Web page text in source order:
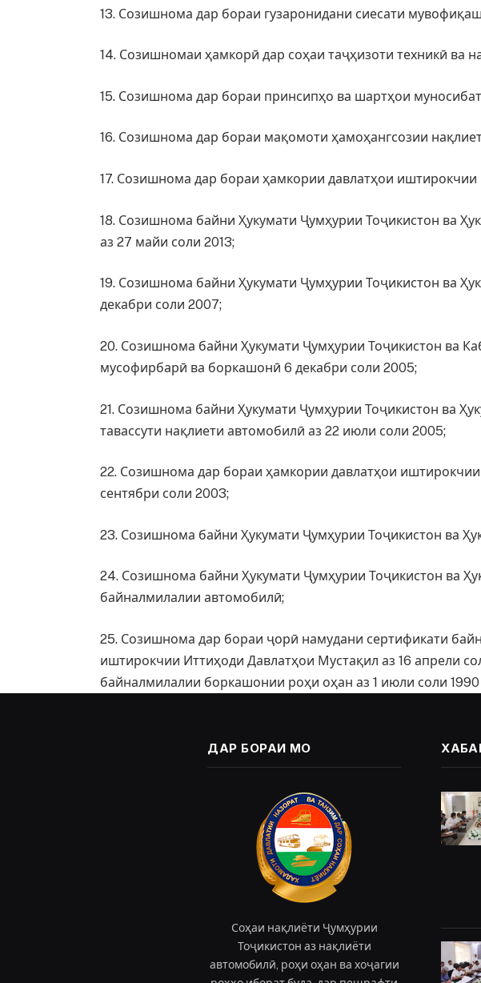
13. Созишнома дар бораи гузаронидани сиесати
14. Созишномаи ҳамкорӣ дар соҳаи таҷҳизоти техникӣ ва
15. Созишнома дар бораи принсипҳо ва шартҳои
16. Созишнома дар бораи мақомоти ҳамоҳангсозии
17. Созишнома дар бораи ҳамкории давлатҳои
18. Созишнома байни Ҳукумати Ҷумҳурии Тоҷикистон ва
аз 27 майи соли 2013;
19. Созишнома байни Ҳукумати Ҷумҳурии Тоҷикистон ва
декабри соли 2007;
20. Созишнома байни Ҳукумати Ҷумҳурии Тоҷикистон ва
мусофирбарӣ ва боркашонӣ 6 декабри соли 2005;
21. Созишнома байни Ҳукумати Ҷумҳурии Тоҷикистон ва
тавассути нақлиети автомобилӣ аз 22 июли соли 2005;
22. Созишнома дар бораи ҳамкории давлатҳои
сентябри соли 2003;
23. Созишнома байни Ҳукумати Ҷумҳурии Тоҷикистон ва
24. Созишнома байни Ҳукумати Ҷумҳурии Тоҷикистон ва
байналмилалии автомобилӣ;
25. Созишнома дар бораи ҷорӣ намудани сертификати
иштирокчии Иттиҳоди Давлатҳои Мустақил аз 16 апрели
байналмилалии боркашонии роҳи оҳан аз 1 июли соли 1990
ДАР БОРАИ МО
Соҳаи нақлиёти Ҷумҳурии
Тоҷикистон аз нақлиёти
автомобилӣ, роҳи оҳан ва хоҷагии